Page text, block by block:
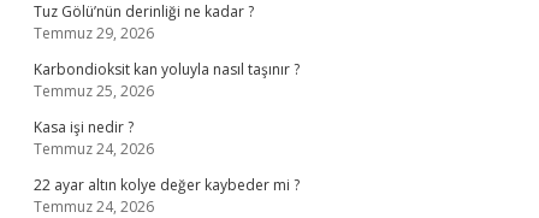
Tuz Gölü’nün derinliği ne kadar ?
Temmuz 29, 2026
Karbondioksit kan yoluyla nasıl taşınır ?
Temmuz 25, 2026
Kasa işi nedir ?
Temmuz 24, 2026
22 ayar altın kolye değer kaybeder mi ?
Temmuz 24, 2026